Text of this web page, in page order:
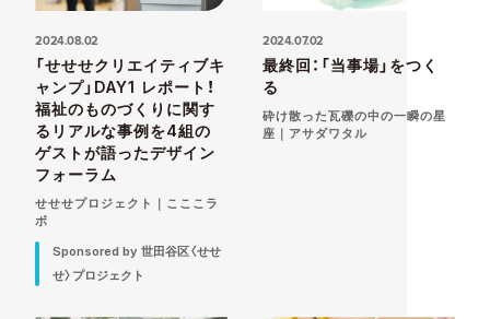
2024.08.02
「せせせクリエイティブキ
ャンプ」DAY1 レポート！
福祉のものづくりに関す
るリアルな事例を4組の
ゲストが語ったデザイン
フォーラム
せせせプロジェクト｜こここラ
ボ
Sponsored by 世田谷区〈せせ
せ〉プロジェクト
2024.07.02
最終回：「当事場」をつく
る
砕け散った瓦礫の中の一瞬の星
座｜アサダワタル